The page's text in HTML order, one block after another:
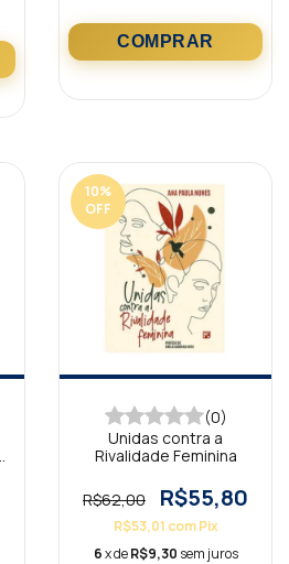
10%
OFF
(0)
Unidas contra a
Rivalidade Feminina
R$62,00 R$55,80
R$53,01 com Pix
6x deR$9,30 sem juros